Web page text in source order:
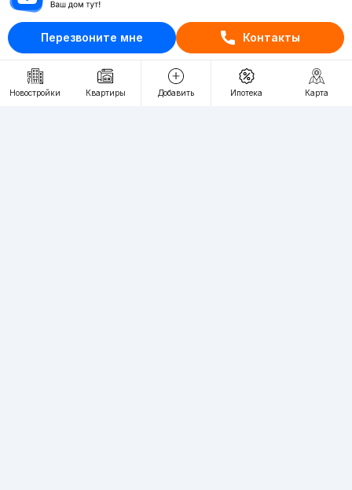
Перезвоните мне Контакты
Новостройки Квартиры Добавить Ипотека Карта
Отдел рекламы
+998 (78) 113-20-86
+998 (93) 390-30-10